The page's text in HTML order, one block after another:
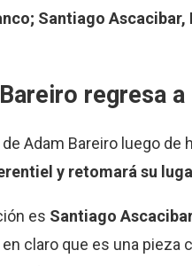
Santiago
regresa
Adam Bareiro luego
y retomará su
es Santiago
claro que es una pieza